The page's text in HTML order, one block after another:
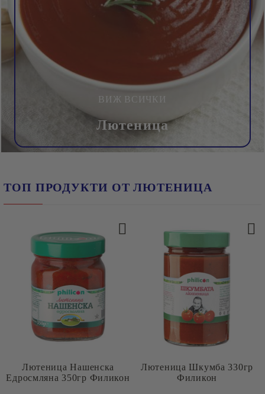
Лютеница
ВИЖ ВСИЧКИ
ТОП ПРОДУКТИ ОТ ЛЮТЕНИЦА
Лютеница Нашенска
Едросмляна 350гр Филикон
Лютеница Шкумба 330гр
Филикон